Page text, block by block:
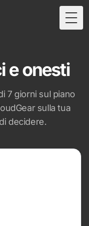
e onesti
7 giorni sul piano
sulla tua
decidere.